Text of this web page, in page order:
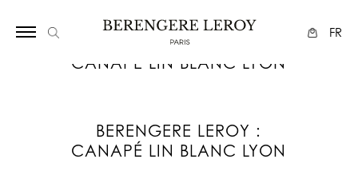
FR
CANAPÉ LIN BLANC LYON
BERENGERE LEROY :
CANAPÉ LIN BLANC LYON